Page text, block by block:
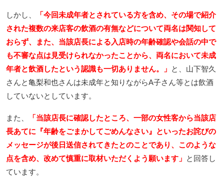
しかし、
「今回未成年者とされている方を含め、その場で紹介
された複数の来店客の飲酒の有無などについて両名は関知して
おらず、また、当該店長による入店時の年齢確認や会話の中で
も不審な点は見受けられなかったことから、両名において未成
年者と飲酒したという認識も一切ありません。」 と、山下智久
さんと亀梨和也さんは未成年と知りながらA子さん等とは飲酒
していないとしています。
また、
「当該店長に確認したところ、一部の女性客から当該店
長あてに『年齢をごまかしてごめんなさい』といったお詫びの
メッセージが後日送信されてきたとのことであり、このような
点を含め、改めて慎重に取材いただくよう願います」 と回答し
ています。